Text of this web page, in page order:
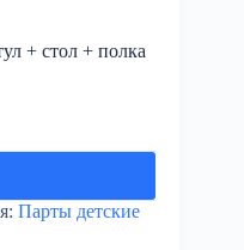
+ стол + полка
Парты детские